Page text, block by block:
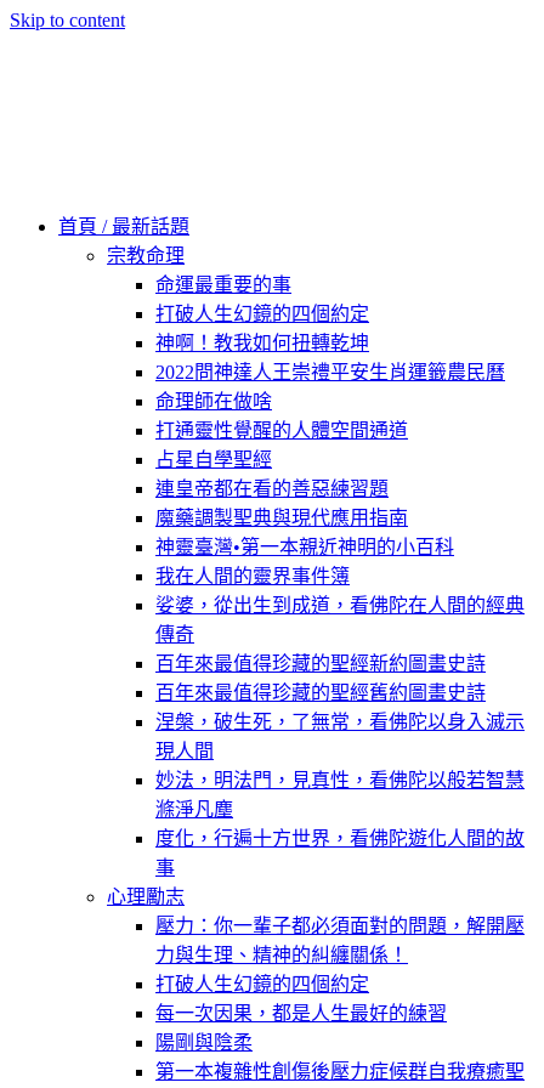
Skip to content
首頁 / 最新話題
宗教命理
命運最重要的事
打破人生幻鏡的四個約定
神啊！教我如何扭轉乾坤
2022問神達人王崇禮平安生肖運籤農民曆
命理師在做啥
打通靈性覺醒的人體空間通道
占星自學聖經
連皇帝都在看的善惡練習題
魔藥調製聖典與現代應用指南
神靈臺灣•第一本親近神明的小百科
我在人間的靈界事件簿
娑婆，從出生到成道，看佛陀在人間的經典
傳奇
百年來最值得珍藏的聖經新約圖畫史詩
百年來最值得珍藏的聖經舊約圖畫史詩
涅槃，破生死，了無常，看佛陀以身入滅示
現人間
妙法，明法門，見真性，看佛陀以般若智慧
滌淨凡塵
度化，行遍十方世界，看佛陀遊化人間的故
事
心理勵志
壓力：你一輩子都必須面對的問題，解開壓
力與生理、精神的糾纏關係！
打破人生幻鏡的四個約定
每一次因果，都是人生最好的練習
陽剛與陰柔
第一本複雜性創傷後壓力症候群自我療癒聖